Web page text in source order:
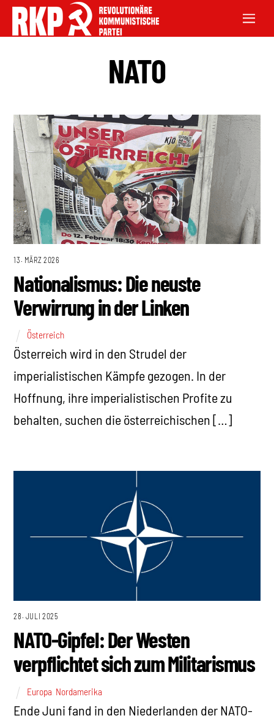
NATO
13. MÄRZ 2026
Nationalismus: Die neuste
Verwirrung in der Linken
Österreich
Österreich wird in den Strudel der
imperialistischen Kämpfe gezogen. In der
Hoffnung, ihre imperialistischen Profite zu
behalten, suchen die österreichischen […]
28. JULI 2025
NATO-Gipfel: Der Westen
verpflichtet sich zum Militarismus
Europa Nordamerika
Ende Juni fand in den Niederlanden der NATO-